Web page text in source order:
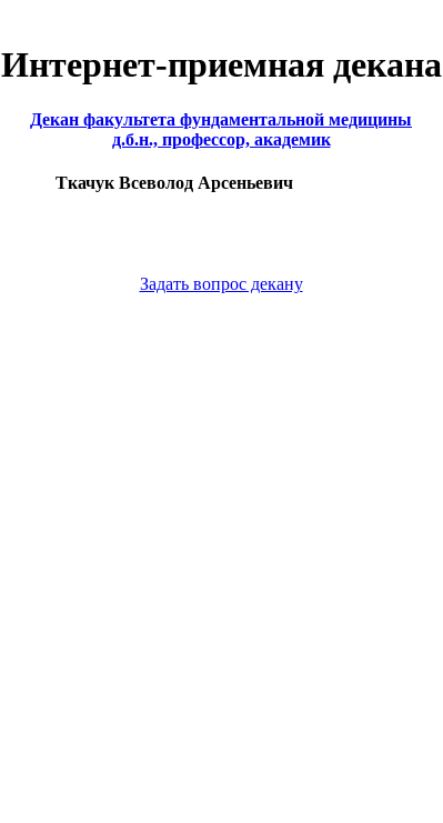
Интернет-приемная декана
Декан факультета фундаментальной медицины
д.б.н., профессор, академик
Ткачук Всеволод Арсеньевич
Задать вопрос декану